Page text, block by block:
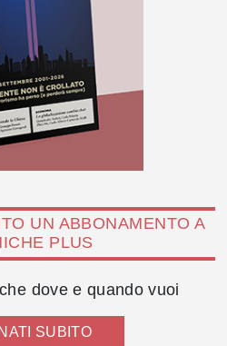
UN ABBONAMENTO A
PLUS
dove e quando vuoi
SUBITO